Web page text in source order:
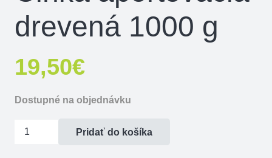
drevená 1000 g
19,50€
Dostupné na objednávku
množstvo
Pridať do košíka